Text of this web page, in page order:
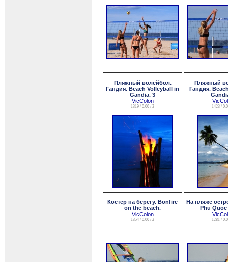
Пляжный волейбол.
Гандия. Beach Volleyball in
Gandia. 3
VicColon
1319 / 0.00 / 3
Пляжный
Гандия.
1423 /
Костёр на берегу. Bonfire
on the beach.
VicColon
1354 / 0.00 / 2
На пляже
Phu Quoc
1281 /